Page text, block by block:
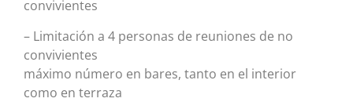
convivientes
– Limitación a 4 personas de reuniones de no
convivientes
máximo número en bares, tanto en el interior
como en terraza